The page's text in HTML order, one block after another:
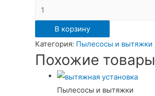
Количество
Промышленный
пылесос
Dexter
1200
В корзину
Категория: Пылесосы и вытяжки
Похожие товары
Пылесосы и вытяжки